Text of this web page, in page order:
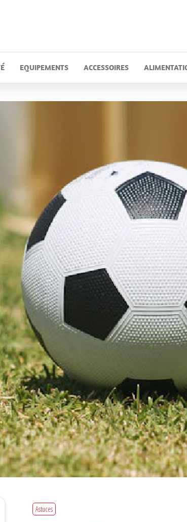
EQUIPEMENTS ACCESSOIRES
Astuces